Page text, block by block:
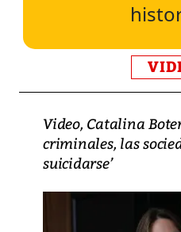
Video, Catalina
criminales, las
suicidarse’